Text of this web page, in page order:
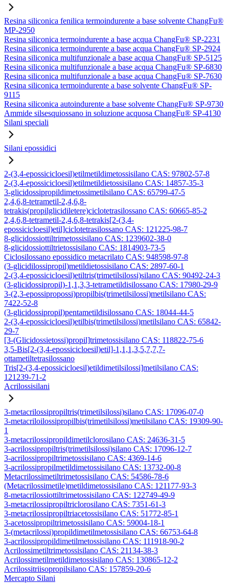
Resina siliconica fenilica termoindurente a base solvente ChangFu®
MP-2950
Resina siliconica termoindurente a base acqua ChangFu® SP-2231
Resina siliconica termoindurente a base acqua ChangFu® SP-2924
Resina siliconica multifunzionale a base acqua ChangFu® SP-5125
Resina siliconica multifunzionale a base acqua ChangFu® SP-6830
Resina siliconica multifunzionale a base acqua ChangFu® SP-7630
Resina siliconica termoindurente a base solvente ChangFu® SP-
9115
Resina siliconica autoindurente a base solvente ChangFu® SP-9730
Ammide silsesquiossano in soluzione acquosa ChangFu® SP-4130
Silani speciali
Silani epossidici
2-(3,4-epossicicloesil)etilmetildimetossisilano CAS: 97802-57-8
2-(3,4-epossicicloesil)etilmetildietossisilano CAS: 14857-35-3
3-glicidossipropildimetossimetilsilano CAS: 65799-47-5
2,4,6,8-tetrametil-2,4,6,8-
tetrakis(propilglicidiletere)ciclotetrasilossano CAS: 60665-85-2
2,4,6,8-tetrametil-2,4,6,8-tetrakis[2-(3,4-
epossicicloesil)etil]ciclotetrasilossano CAS: 121225-98-7
8-glicidossiottiltrimetossisilano CAS: 1239602-38-0
8-glicidossiottiltrietossisilano CAS: 1814903-73-5
Ciclosilossano epossidico metacrilato CAS: 948598-97-8
(3-glicidilossipropil)metildietossisilano CAS: 2897-60-1
2-(3,4-epossicicloesil)etiltris(trimetilsilossi)silano CAS: 90492-24-3
(3-glicidossipropil)-1,1,3,3-tetrametildisilossano CAS: 17980-29-9
3-(2,3-epossipropossi)propilbis(trimetilsilossi)metilsilano CAS:
7422-52-8
(3-glicidossipropil)pentametildisilossano CAS: 18044-44-5
2-(3,4-epossicicloesil)etilbis(trimetilsilossi)metilsilano CAS: 65842-
29-7
[3-(Glicidossietossi)propil]trimetossisilano CAS: 118822-75-6
3,5-Bis[2-(3,4-epossicicloesil)etil]-1,1,1,3,5,7,7,7-
ottametiltetrasilossano
Tris[2-(3,4-epossicicloesil)etildimetilsilossi]metilsilano CAS:
121239-71-2
Acrilossisilani
3-metacrilossipropiltris(trimetilsilossi)silano CAS: 17096-07-0
3-metacriloilossipropilbis(trimetilsilossi)metilsilano CAS: 19309-90-
1
3-metacrilossipropildimetilclorosilano CAS: 24636-31-5
3-acrilossipropiltris(trimetilsilossi)silano CAS: 17096-12-7
3-acrilossipropiltrimetossisilano CAS: 4369-14-6
3-acrilossipropilmetildimetossisilano CAS: 13732-00-8
Metacrilossimetiltrimetossisilano CAS: 54586-78-6
(Metacrilossimetile)metildimetossisilano CAS: 121177-93-3
8-metacrilossiottiltrimetossisilano CAS: 122749-49-9
3-metacrilossipropiltriclorosilano CAS: 7351-61-3
3-metacrilossipropiltriacetossisilano CAS: 51772-85-1
3-acetossipropiltrimetossisilano CAS: 59004-18-1
3-(metacrilossi)propildimetilmetossisilano CAS: 66753-64-8
3-acrilossipropildimetilmetossisilano CAS: 111918-90-2
Acrilossimetiltrimetossisilano CAS: 21134-38-3
Acrilossimetilmetildimetossisilano CAS: 130865-12-2
Acrilossitriisopropilsilano CAS: 157859-20-6
Mercapto Silani